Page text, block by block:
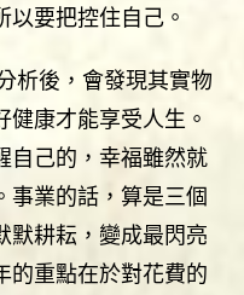
要把控住自己。
析後，會發現其實物
康才能享受人生。
自己的，幸福雖然就
事業的話，算是三個
默耕耘，變成最閃亮
的重點在於對花費的